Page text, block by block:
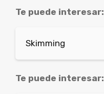
Te puede interesar:
Skimming
Te puede interesar: